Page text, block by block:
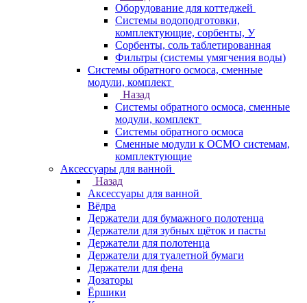
Оборудование для коттеджей
Системы водоподготовки,
комплектующие, сорбенты, У
Сорбенты, соль таблетированная
Фильтры (системы умягчения воды)
Системы обратного осмоса, сменные
модули, комплект
Назад
Системы обратного осмоса, сменные
модули, комплект
Системы обратного осмоса
Сменные модули к ОСМО системам,
комплектующие
Аксессуары для ванной
Назад
Аксессуары для ванной
Вёдра
Держатели для бумажного полотенца
Держатели для зубных щёток и пасты
Держатели для полотенца
Держатели для туалетной бумаги
Держатели для фена
Дозаторы
Ёршики